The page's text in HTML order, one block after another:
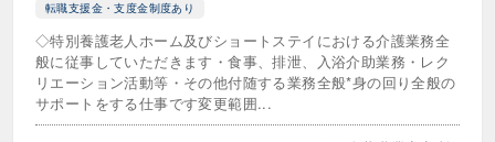
就労定着支援 就労移行支援
就労継続支援A型 就労継続支援B型
放課後等デイサービス 施設入所支援
転職支援金・支度金制度あり
◇特別養護老人ホーム及びショートステイにおける介護業務全
般に従事していただきます・食事、排泄、入浴介助業務・レク
リエーション活動等・その他付随する業務全般*身の回り全般の
サポートをする仕事です変更範囲...